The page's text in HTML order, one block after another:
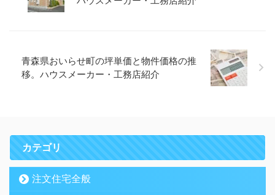
青森県おいらせ町の坪単価と物件価格の推
移。ハウスメーカー・工務店紹介
カテゴリ
注文住宅全般